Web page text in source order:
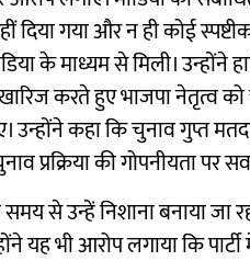
गया और न ही कोई
के माध्यम से मिली। उन्होंने
करते हुए भाजपा नेतृत्व को
उन्होंने कहा कि चुनाव गुप्त
प्रक्रिया की गोपनीयता पर
से उन्हें निशाना बनाया जा
यह भी आरोप लगाया कि